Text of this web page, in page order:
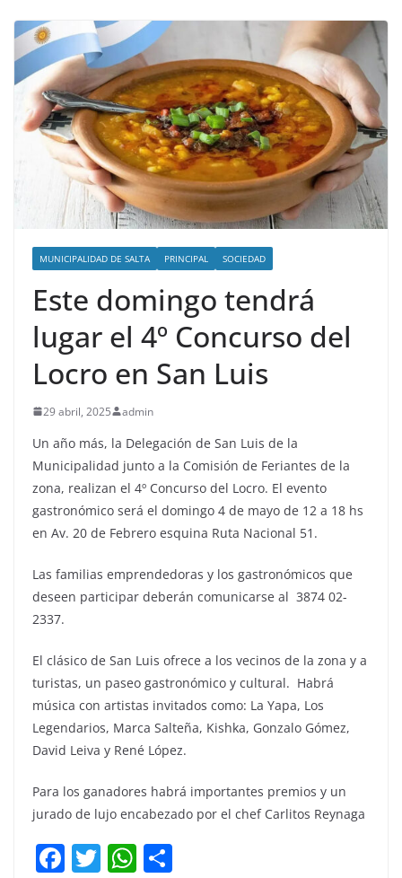
MUNICIPALIDAD DE SALTA PRINCIPAL SOCIEDAD
Este domingo tendrá
lugar el 4º Concurso del
Locro en San Luis
29 abril, 2025 admin
Un año más, la Delegación de San Luis de la
Municipalidad junto a la Comisión de Feriantes de la
zona, realizan el 4º Concurso del Locro. El evento
gastronómico será el domingo 4 de mayo de 12 a 18 hs
en Av. 20 de Febrero esquina Ruta Nacional 51.
Las familias emprendedoras y los gastronómicos que
deseen participar deberán comunicarse al 3874 02-
2337.
El clásico de San Luis ofrece a los vecinos de la zona y a
turistas, un paseo gastronómico y cultural. Habrá
música con artistas invitados como: La Yapa, Los
Legendarios, Marca Salteña, Kishka, Gonzalo Gómez,
David Leiva y René López.
Para los ganadores habrá importantes premios y un
jurado de lujo encabezado por el chef Carlitos Reynaga
F T W